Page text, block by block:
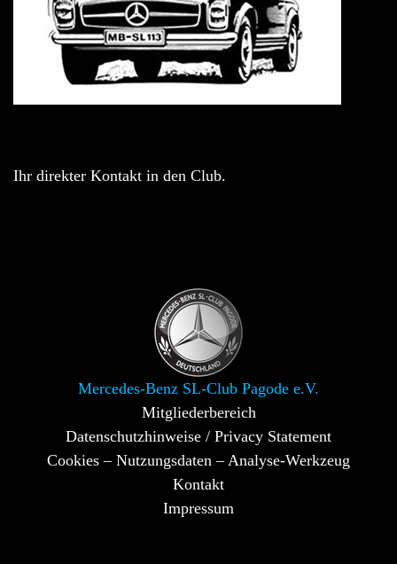
Ihr direkter Kontakt in den Club.
Mercedes-Benz SL-Club Pagode e.V.
Mitgliederbereich
Datenschutzhinweise / Privacy Statement
Cookies – Nutzungsdaten – Analyse-Werkzeug
Kontakt
Impressum